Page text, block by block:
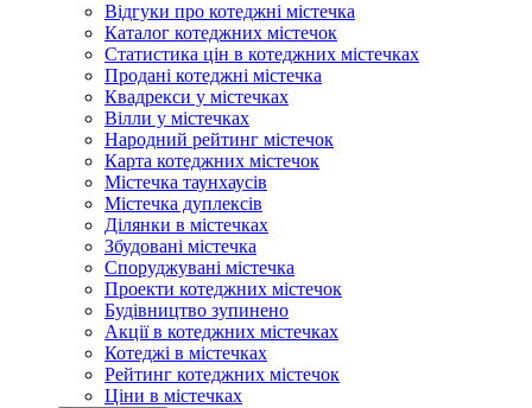
Відгуки про котеджні містечка
Каталог котеджних містечок
Статистика цін в котеджних містечках
Продані котеджні містечка
Квадрекси у містечках
Вілли у містечках
Народний рейтинг містечок
Карта котеджних містечок
Містечка таунхаусів
Містечка дуплексів
Ділянки в містечках
Збудовані містечка
Споруджувані містечка
Проекти котеджних містечок
Будівництво зупинено
Акції в котеджних містечках
Котеджі в містечках
Рейтинг котеджних містечок
Ціни в містечках